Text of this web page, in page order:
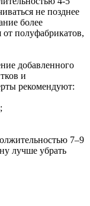
не позднее
более
от полуфабрикатов,
добавленного
и
рекомендуют:
7–9
лучше убрать